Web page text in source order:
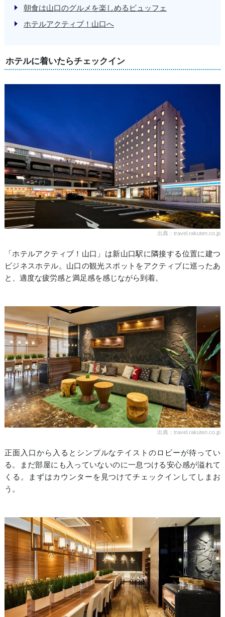
朝食は山口のグルメを楽しめるビュッフェ
ホテルアクティブ！山口へ
ホテルに着いたらチェックイン
出典：travel.rakuten.co.jp
「ホテルアクティブ！山口」は新山口駅に隣接する位置に建つ
ビジネスホテル。山口の観光スポットをアクティブに巡ったあ
と、適度な疲労感と満足感を感じながら到着。
出典：travel.rakuten.co.jp
正面入口から入るとシンプルなテイストのロビーが待ってい
る。まだ部屋にも入っていないのに一息つける安心感が溢れて
くる。まずはカウンターを見つけてチェックインしてしまお
う。